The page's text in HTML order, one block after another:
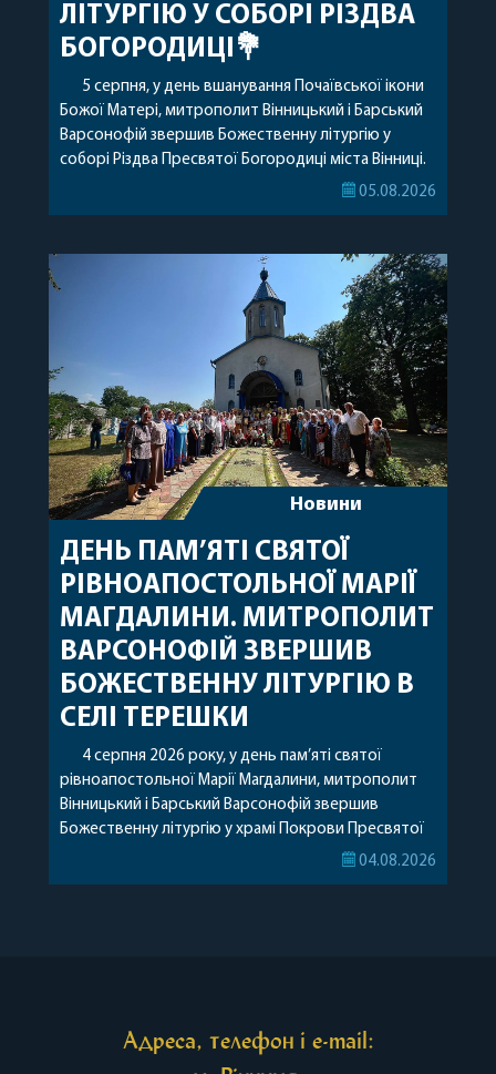
ЛІТУРГІЮ У СОБОРІ РІЗДВА
БОГОРОДИЦІ💐
5 серпня, у день вшанування Почаївської ікони
Божої Матері, митрополит Вінницький і Барський
Варсонофій звершив Божественну літургію у
соборі Різдва Пресвятої Богородиці міста Вінниці.
Його Високопреосвященству співслужили
священному сані. Під час богослужіння підносилися
особливі молитви за мир в Україні, за воїнів, які
05.08.2026
Новини
ДЕНЬ ПАМ’ЯТІ СВЯТОЇ
РІВНОАПОСТОЛЬНОЇ МАРІЇ
МАГДАЛИНИ. МИТРОПОЛИТ
ВАРСОНОФІЙ ЗВЕРШИВ
БОЖЕСТВЕННУ ЛІТУРГІЮ В
СЕЛІ ТЕРЕШКИ
4 серпня 2026 року, у день пам’яті святої
рівноапостольної Марії Магдалини, митрополит
Вінницький і Барський Варсонофій звершив
Божественну літургію у храмі Покрови Пресвятої
Богородиці села Терешки Барського благочиння.
04.08.2026
Адреса, телефон і e-mail: